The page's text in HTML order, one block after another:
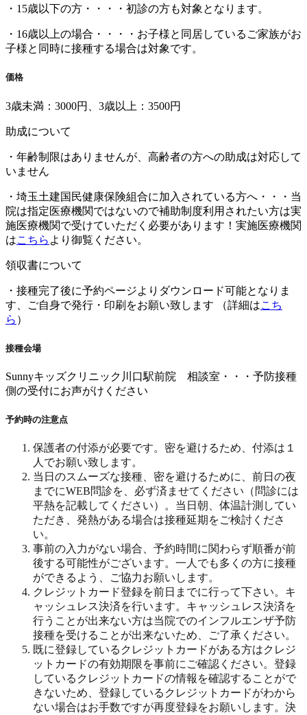
・15歳以下の方・・・・初診の方も対象となります。
・16歳以上の場合・・・・お子様と同居しているご家族がお
子様と同時に接種する場合は対象です。
価格
3歳未満：3000円、3歳以上：3500円
助成について
・年齢制限はありませんが、高齢者の方への助成は対応して
いません
・埼玉土建国民健康保険組合に加入されている方へ・・・当
院は指定医療機関ではないので補助制度利用されたい方は実
施医療機関で受けていただく必要があります！実施医療機関
はこちら より御覧ください。
領収書について
・接種完了後に予約ページよりダウンロード可能となりま
す、ご自身で発行・印刷をお願い致します （詳細はこち
ら ）
接種会場
Sunnyキッズクリニック川口駅前院 相談室・・・予防接種
側の受付にお声がけください
予約時の注意点
保護者の付添が必要です。密を避けるため、付添は１
人でお願い致します。
当日のスムーズな接種、密を避けるために、前日の夜
までにWEB問診を、必ず済ませてください（問診には
平熱を記載してください）。当日朝、体温計測してい
ただき、発熱がある場合は接種延期をご検討くださ
い。
事前の入力がない場合、予約時間に関わらず順番が前
後する可能性がございます。一人でも多くの方に接種
ができるよう、ご協力お願いします。
クレジットカード登録を前日までに行って下さい。キ
ャッシュレス決済を行います。キャッシュレス決済を
行うことが出来ない方は当院でのインフルエンザ予防
接種を受けることが出来ないため、ご了承ください。
既に登録しているクレジットカードがある方はクレジ
ットカードの有効期限を事前にご確認ください。登録
しているクレジットカードの情報を確認することがで
きないため、登録しているクレジットカードがわから
ない場合はお手数ですが再度登録をお願いします。決